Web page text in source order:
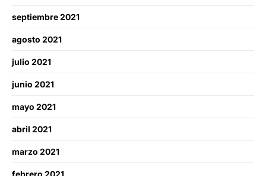
septiembre 2021
agosto 2021
julio 2021
junio 2021
mayo 2021
abril 2021
marzo 2021
febrero 2021